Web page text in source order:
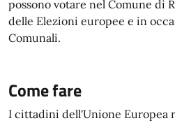
possono votare nel Comune di
delle Elezioni europee e in
Comunali.
Come fare
I cittadini dell'Unione Europea